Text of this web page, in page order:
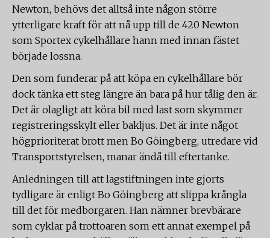
Newton, behövs det alltså inte någon större
ytterligare kraft för att nå upp till de 420 Newton
som Sportex cykelhållare hann med innan fästet
började lossna.
Den som funderar på att köpa en cykelhållare bör
dock tänka ett steg längre än bara på hur tålig den är.
Det är olagligt att köra bil med last som skymmer
registreringsskylt eller bakljus. Det är inte något
högprioriterat brott men Bo Göingberg, utredare vid
Transportstyrelsen, manar ändå till eftertanke.
Anledningen till att lagstiftningen inte gjorts
tydligare är enligt Bo Göingberg att slippa krångla
till det för medborgaren. Han nämner brevbärare
som cyklar på trottoaren som ett annat exempel på